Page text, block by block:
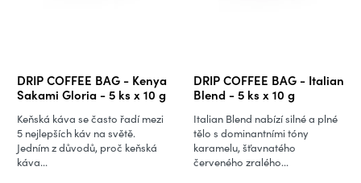
DRIP COFFEE BAG - Kenya
Sakami Gloria - 5 ks x 10 g
Keňská káva se často řadí mezi
5 nejlepších káv na světě.
Jedním z důvodů, proč keňská
káva...
DRIP COFFEE BAG - Italian
Blend - 5 ks x 10 g
Italian Blend nabízí silné a plné
tělo s dominantními tóny
karamelu, šťavnatého
červeného zralého...